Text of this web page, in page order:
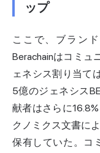
ップ
ここで、ブラン
Berachainはコミュ
ェネシス割り当て
5億のジェネシス
献者はさらに
クノミクス文書に
保有していた。コ